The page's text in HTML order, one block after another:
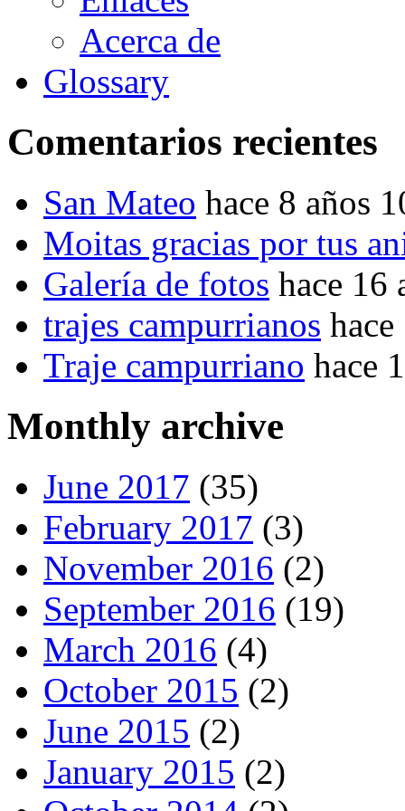
Acerca de
Glossary
Comentarios recientes
San Mateo hace 8 años
Moitas gracias por tus
Galería de fotos hace 16
trajes campurrianos
Traje campurriano hace
Monthly archive
June 2017 (35)
February 2017 (3)
November 2016 (2)
September 2016 (19)
March 2016 (4)
October 2015 (2)
June 2015 (2)
January 2015 (2)